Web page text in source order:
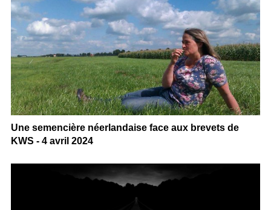
Une semencière néerlandaise face aux brevets de
KWS - 4 avril 2024